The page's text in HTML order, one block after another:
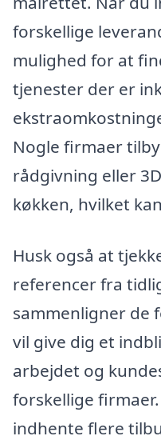
forskellige
mulighed for at
tjenester der er
Nogle firmaer
rådgivning eller
køkken, hvilket
Husk også at
referencer fra
sammenligner de
vil give dig et
arbejdet og
forskellige
indhente flere